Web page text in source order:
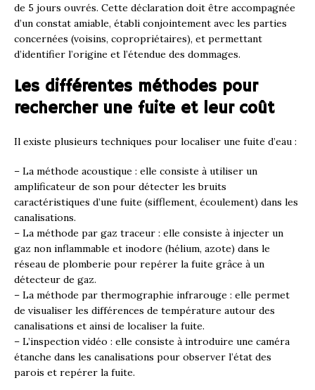
de 5 jours ouvrés. Cette déclaration doit être accompagnée
d’un constat amiable, établi conjointement avec les parties
concernées (voisins, copropriétaires), et permettant
d’identifier l’origine et l’étendue des dommages.
Les différentes méthodes pour
rechercher une fuite et leur coût
Il existe plusieurs techniques pour localiser une fuite d’eau :
– La méthode acoustique : elle consiste à utiliser un
amplificateur de son pour détecter les bruits
caractéristiques d’une fuite (sifflement, écoulement) dans les
canalisations.
– La méthode par gaz traceur : elle consiste à injecter un
gaz non inflammable et inodore (hélium, azote) dans le
réseau de plomberie pour repérer la fuite grâce à un
détecteur de gaz.
– La méthode par thermographie infrarouge : elle permet
de visualiser les différences de température autour des
canalisations et ainsi de localiser la fuite.
– L’inspection vidéo : elle consiste à introduire une caméra
étanche dans les canalisations pour observer l’état des
parois et repérer la fuite.